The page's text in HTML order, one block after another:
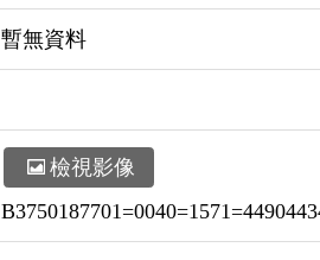
暫無資料
檢視影像